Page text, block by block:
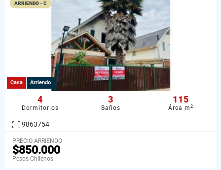
ARRIENDO - C
Casa Arriendo
4
Dormitorios
3
Baños
115
Área m2
9863754
PRECIO ARRIENDO
$850.000
Pesos Chilenos